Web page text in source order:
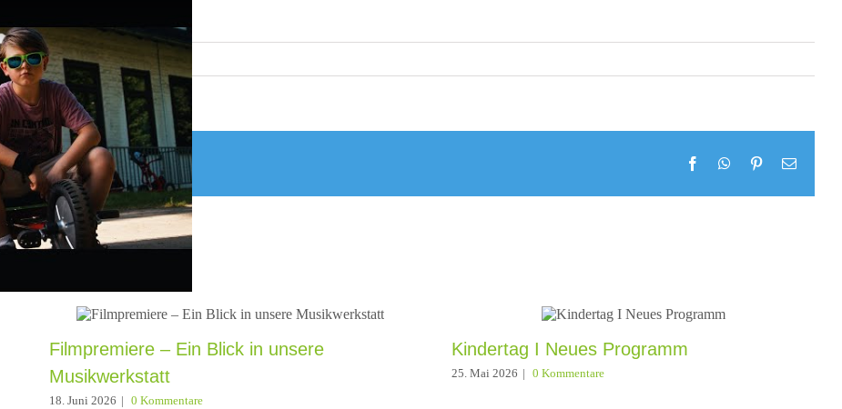
FacebookWhatsApp
Pinterest
E-
Filmpremiere – Ein Blick in unsere
Musikwerkstatt
18. Juni 2026 | 0 Kommentare
Kindertag I Neues Programm
25. Mai 2026 | 0 Kommentare